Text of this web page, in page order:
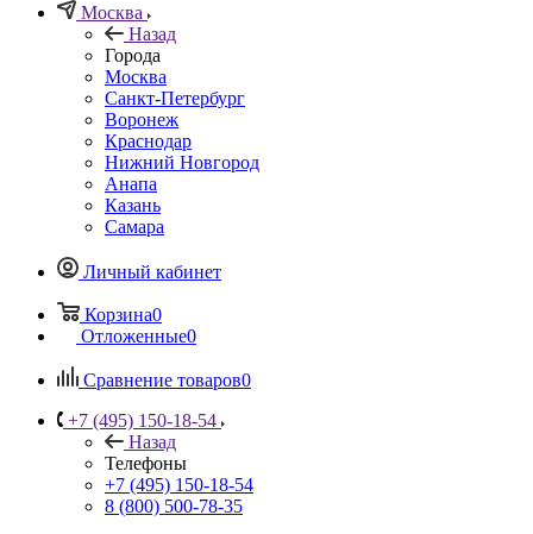
Москва
Назад
Города
Москва
Санкт-Петербург
Воронеж
Краснодар
Нижний Новгород
Анапа
Казань
Самара
Личный кабинет
Корзина0
Отложенные0
Сравнение товаров0
+7 (495) 150-18-54
Назад
Телефоны
+7 (495) 150-18-54
8 (800) 500-78-35